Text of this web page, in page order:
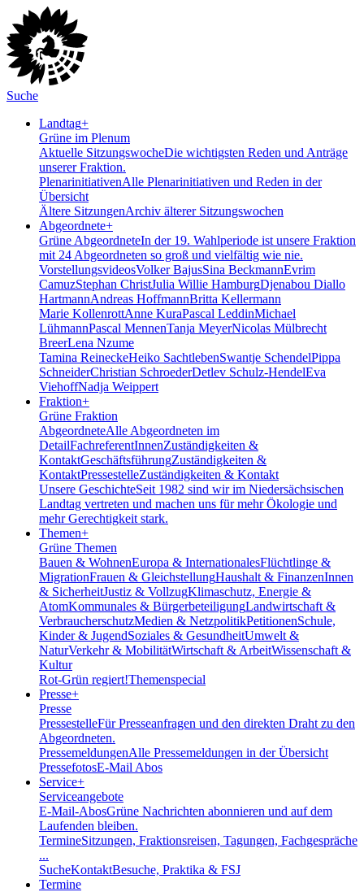
Suche
Landtag+
Grüne im Plenum
Aktuelle SitzungswocheDie wichtigsten Reden und Anträge
unserer Fraktion.
PlenarinitiativenAlle Plenarinitiativen und Reden in der
Übersicht
Ältere SitzungenArchiv älterer Sitzungswochen
Abgeordnete+
Grüne AbgeordneteIn der 19. Wahlperiode ist unsere Fraktion
mit 24 Abgeordneten so groß und vielfältig wie nie.
VorstellungsvideosVolker BajusSina BeckmannEvrim
CamuzStephan ChristJulia Willie HamburgDjenabou Diallo
HartmannAndreas HoffmannBritta Kellermann
Marie KollenrottAnne KuraPascal LeddinMichael
LühmannPascal MennenTanja MeyerNicolas Mülbrecht
BreerLena Nzume
Tamina ReineckeHeiko SachtlebenSwantje SchendelPippa
SchneiderChristian SchroederDetlev Schulz-HendelEva
ViehoffNadja Weippert
Fraktion+
Grüne Fraktion
AbgeordneteAlle Abgeordneten im
DetailFachreferentInnenZuständigkeiten &
KontaktGeschäftsführungZuständigkeiten &
KontaktPressestelleZuständigkeiten & Kontakt
Unsere GeschichteSeit 1982 sind wir im Nieder­sächsischen
Landtag vertreten und machen uns für mehr Ökologie und
mehr Gerechtigkeit stark.
Themen+
Grüne Themen
Bauen & WohnenEuropa & InternationalesFlüchtlinge &
MigrationFrauen & GleichstellungHaushalt & FinanzenInnen
& SicherheitJustiz & VollzugKlimaschutz, Energie &
AtomKommunales & BürgerbeteiligungLandwirtschaft &
VerbraucherschutzMedien & NetzpolitikPetitionenSchule,
Kinder & JugendSoziales & GesundheitUmwelt &
NaturVerkehr & MobilitätWirtschaft & ArbeitWissenschaft &
Kultur
Rot-Grün regiert!Themenspecial
Presse+
Presse
PressestelleFür Presseanfragen und den direkten Draht zu den
Abgeordneten.
PressemeldungenAlle Pressemeldungen in der Übersicht
PressefotosE-Mail Abos
Service+
Serviceangebote
E-Mail-AbosGrüne Nachrichten abonnieren und auf dem
Laufenden bleiben.
TermineSitzungen, Fraktionsreisen, Tagungen, Fachgespräche
...
SucheKontaktBesuche, Praktika & FSJ
Termine